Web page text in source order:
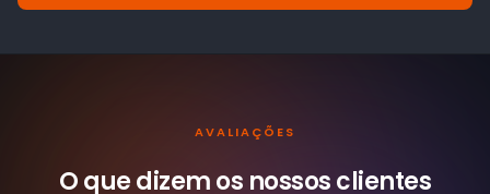
AVALIAÇÕES
O que dizem os nossosclientes